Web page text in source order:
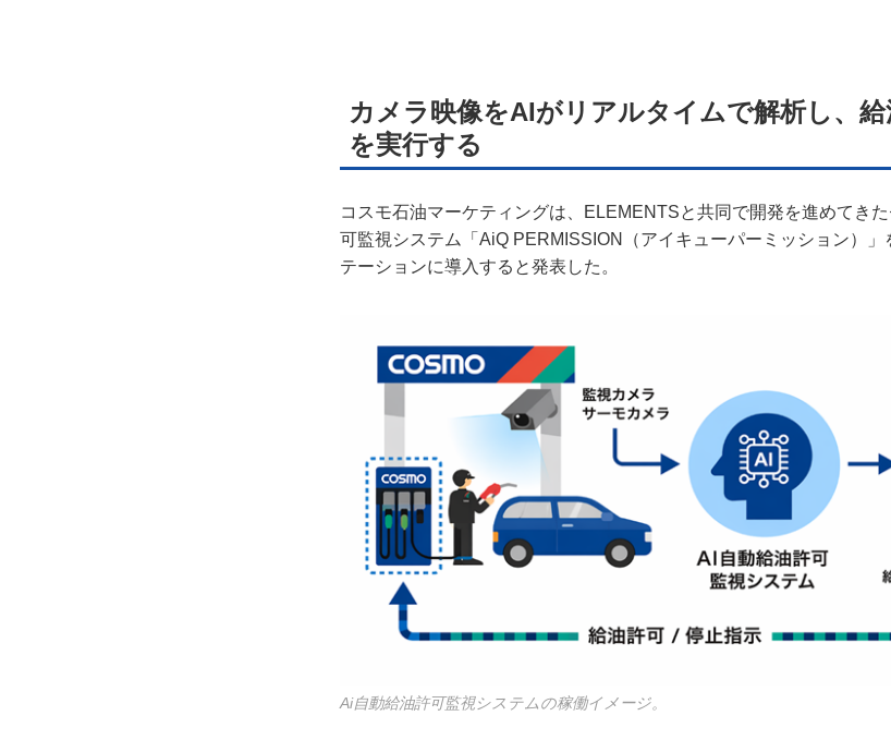
広告掲載について
カメラ映像をAIがリアルタイムで解析し、
を実行する
コスモ石油マーケティングは、ELEMENTSと共同で開発を進めてき
可監視システム「AiQ PERMISSION（アイキューパーミッション）
テーションに導入すると発表した。
Ai自動給油許可監視システムの稼働イメージ。